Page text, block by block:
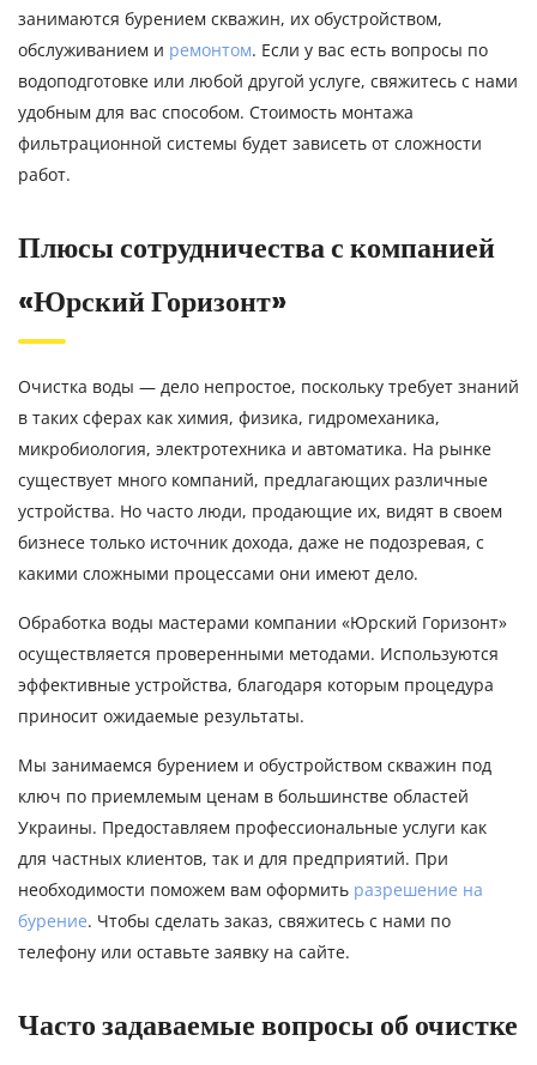
занимаются бурением скважин, их обустройством,
обслуживанием и ремонтом. Если у вас есть вопросы по
водоподготовке или любой другой услуге, свяжитесь с нами
удобным для вас способом. Стоимость монтажа
фильтрационной системы будет зависеть от сложности
работ.
Плюсы сотрудничества с компанией
«Юрский Горизонт»
Очистка воды — дело непростое, поскольку требует знаний
в таких сферах как химия, физика, гидромеханика,
микробиология, электротехника и автоматика. На рынке
существует много компаний, предлагающих различные
устройства. Но часто люди, продающие их, видят в своем
бизнесе только источник дохода, даже не подозревая, с
какими сложными процессами они имеют дело.
Обработка воды мастерами компании «Юрский Горизонт»
осуществляется проверенными методами. Используются
эффективные устройства, благодаря которым процедура
приносит ожидаемые результаты.
Мы занимаемся бурением и обустройством скважин под
ключ по приемлемым ценам в большинстве областей
Украины. Предоставляем профессиональные услуги как
для частных клиентов, так и для предприятий. При
необходимости поможем вам оформить разрешение на
бурение. Чтобы сделать заказ, свяжитесь с нами по
телефону или оставьте заявку на сайте.
Часто задаваемые вопросы об очистке